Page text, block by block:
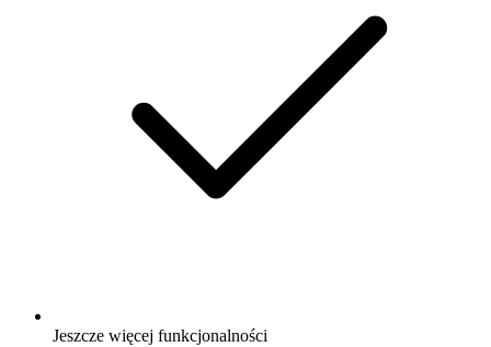
Jeszcze więcej funkcjonalności